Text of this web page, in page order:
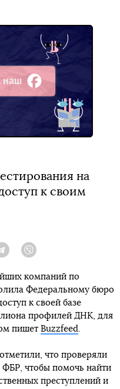
наш
на
к своим
Telegram
компаний по
Федеральному бюро
к своей базе
профилей ДНК, для
пишет Buzzfeed.
что проверяли
чтобы помочь найти
преступлений и